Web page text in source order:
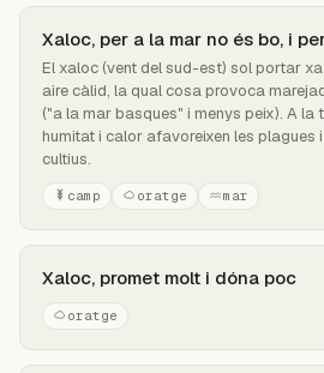
Xaloc, per a la mar no és bo, i
El xaloc (vent del sud-est) sol portar
aire càlid, la qual cosa provoca
("a la mar basques" i menys peix). A la
humitat i calor afavoreixen les plagues
cultius.
camp oratge mar
Xaloc, promet molt i dóna poc
oratge